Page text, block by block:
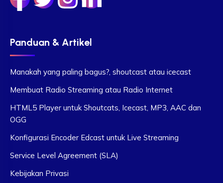
Panduan & Artikel
Manakah yang paling bagus?, shoutcast atau icecast
Membuat Radio Streaming atau Radio Internet
HTML5 Player untuk Shoutcats, Icecast, MP3, AAC dan
OGG
Konfigurasi Encoder Edcast untuk Live Streaming
Service Level Agreement (SLA)
Kebijakan Privasi